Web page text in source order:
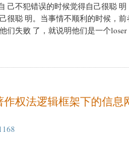
己不犯错误的时候觉得自己很聪
很聪 明。当事情不顺利的时候，
们失败 了，就说明他们是一个loser
权法逻辑框架下的信息